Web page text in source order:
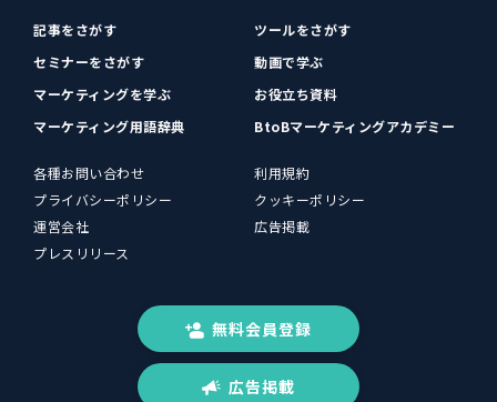
記事をさがす
ツールをさがす
セミナーをさがす
動画で学ぶ
マーケティングを学ぶ
お役立ち資料
マーケティング用語辞典
BtoBマーケティングアカデミー
各種お問い合わせ
利用規約
プライバシーポリシー
クッキーポリシー
運営会社
広告掲載
プレスリリース
無料会員登録
広告掲載